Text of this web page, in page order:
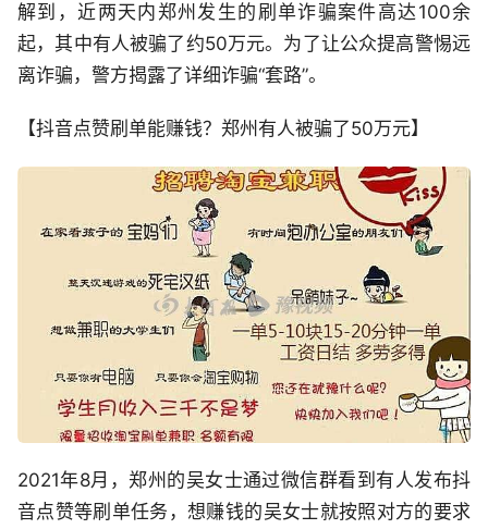
解到，近两天内郑州发生的刷单诈骗案件高达100余
起，其中有人被骗了约50万元。为了让公众提高警惕远
离诈骗，警方揭露了详细诈骗“套路”。
【抖音点赞刷单能赚钱？郑州有人被骗了50万元】
2021年8月，郑州的吴女士通过微信群看到有人发布抖
音点赞等刷单任务，想赚钱的吴女士就按照对方的要求